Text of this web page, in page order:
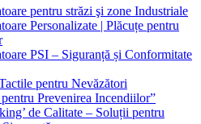
pentru străzi şi zone Industriale
Personalizate | Plăcuțe pentru
PSI – Siguranță și Conformitate
pentru Nevăzători
Prevenirea Incendiilor”
de Calitate – Soluții pentru